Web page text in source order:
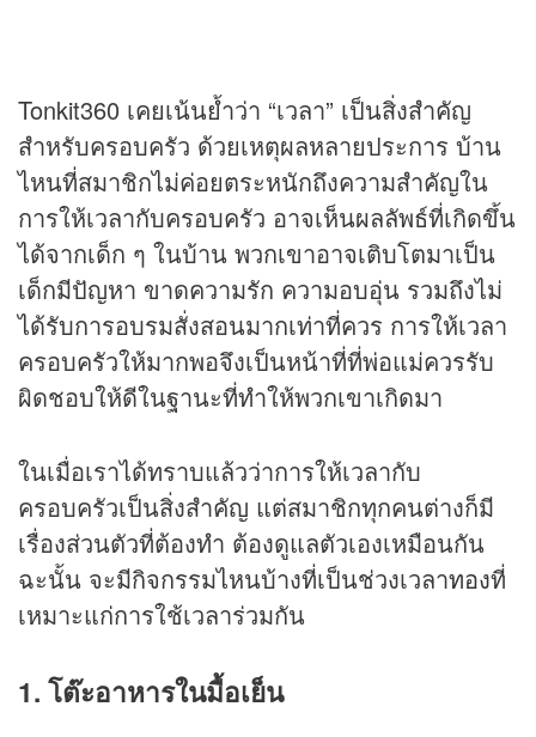
Tonkit360 เคยเน้นย้ำว่า “เวลา” เป็นสิ่งสำคัญ
สำหรับครอบครัว ด้วยเหตุผลหลายประการ บ้าน
ไหนที่สมาชิกไม่ค่อยตระหนักถึงความสำคัญใน
การให้เวลากับครอบครัว อาจเห็นผลลัพธ์ที่เกิดขึ้น
ได้จากเด็ก ๆ ในบ้าน พวกเขาอาจเติบโตมาเป็น
เด็กมีปัญหา ขาดความรัก ความอบอุ่น รวมถึงไม่
ได้รับการอบรมสั่งสอนมากเท่าที่ควร การให้เวลา
ครอบครัวให้มากพอจึงเป็นหน้าที่ที่พ่อแม่ควรรับ
ผิดชอบให้ดีในฐานะที่ทำให้พวกเขาเกิดมา
ในเมื่อเราได้ทราบแล้วว่าการให้เวลากับ
ครอบครัวเป็นสิ่งสำคัญ แต่สมาชิกทุกคนต่างก็มี
เรื่องส่วนตัวที่ต้องทำ ต้องดูแลตัวเองเหมือนกัน
ฉะนั้น จะมีกิจกรรมไหนบ้างที่เป็นช่วงเวลาทองที่
เหมาะแก่การใช้เวลาร่วมกัน
1. โต๊ะอาหารในมื้อเย็น